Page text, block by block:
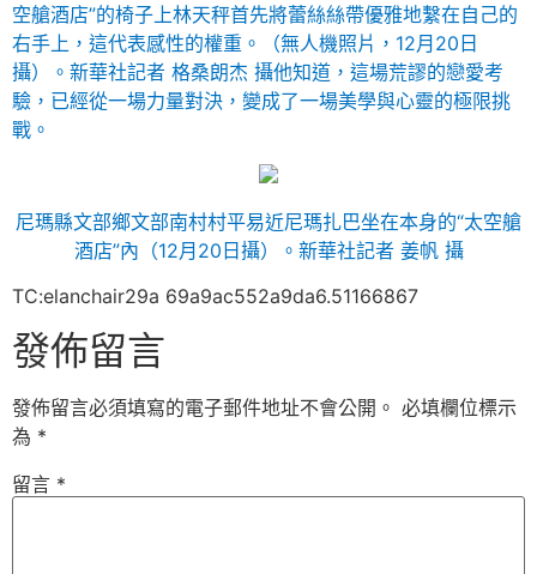
空艙酒店”的椅子上林天秤首先將蕾絲絲帶優雅地繫在自己的
右手上，這代表感性的權重。（無人機照片，12月20日
攝）。 新華社記者 格桑朗杰 攝他知道，這場荒謬的戀愛考
驗，已經從一場力量對決，變成了一場美學與心靈的極限挑
戰。
尼瑪縣文部鄉文部南村村平易近尼瑪扎巴坐在本身的“太空艙
酒店”內（12月20日攝）。 新華社記者 姜帆 攝
TC:elanchair29a 69a9ac552a9da6.51166867
發佈留言
發佈留言必須填寫的電子郵件地址不會公開。 必填欄位標示
為 *
留言 *